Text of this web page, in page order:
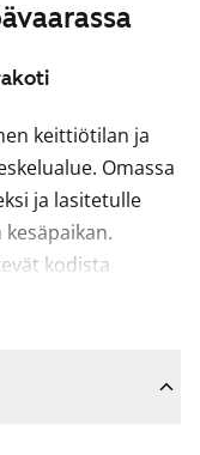
keittiötilan ja
Omassa
ja lasitetulle
kodista
ja
esimerkiksi